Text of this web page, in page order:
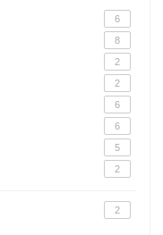
6
8
2
2
6
6
5
2
2